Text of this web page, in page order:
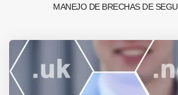
MANEJO DE BRECHAS DE